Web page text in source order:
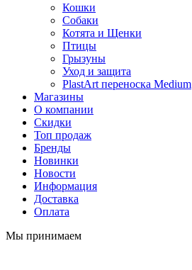
Кошки
Собаки
Котята и Щенки
Птицы
Грызуны
Уход и защита
PlastArt переноска Medium
Магазины
О компании
Скидки
Топ продаж
Бренды
Новинки
Новости
Информация
Доставка
Оплата
Мы принимаем